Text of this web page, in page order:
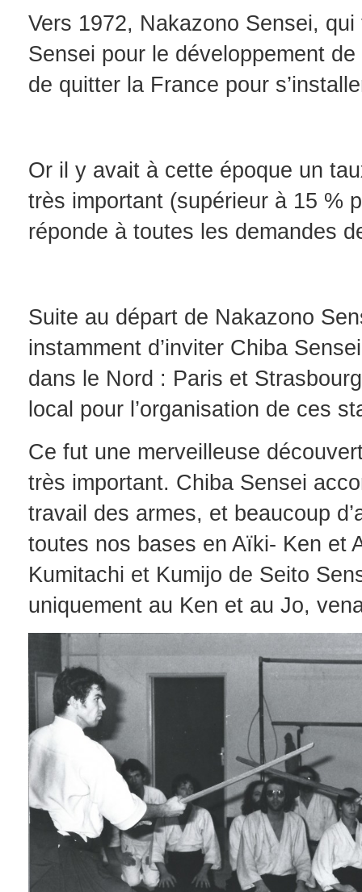
Vers 1972, Nakazono Sensei,
Sensei pour le développement
de quitter la France pour
Or il y avait à cette époque un
très important (supérieur à 15 %
réponde à toutes les demandes
Suite au départ de Nakazono
instamment d’inviter Chiba
dans le Nord : Paris et
local pour l’organisation de ces
Ce fut une merveilleuse
très important. Chiba Sensei
travail des armes, et beaucoup
toutes nos bases en Aïki- Ken et
Kumitachi et Kumijo de Seito
uniquement au Ken et au Jo,